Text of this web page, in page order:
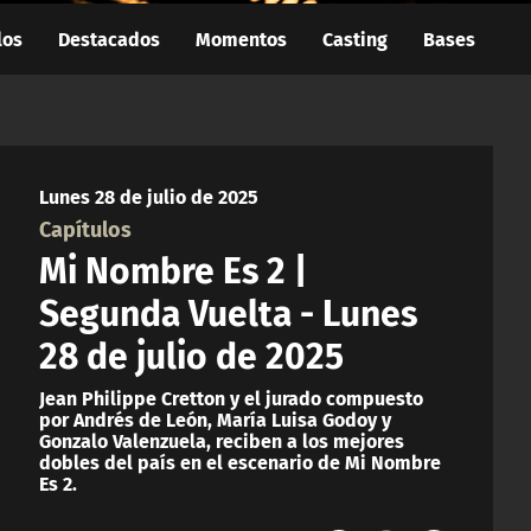
Destacados Momentos Casting Bases
Lunes 28 de julio de 2025
Capítulos
Mi Nombre Es 2 |
Segunda Vuelta - Lunes
28 de julio de 2025
Jean Philippe Cretton y el jurado compuesto
por Andrés de León, María Luisa Godoy y
Gonzalo Valenzuela, reciben a los mejores
dobles del país en el escenario de Mi Nombre
Es 2.